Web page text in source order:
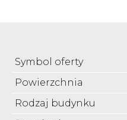
Symbol oferty
Powierzchnia
Rodzaj budynku